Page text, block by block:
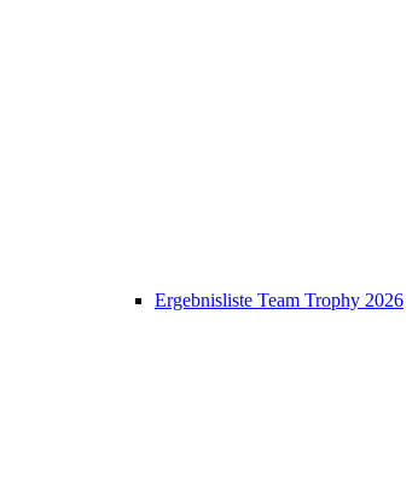
Ergebnisliste Team Trophy 2026